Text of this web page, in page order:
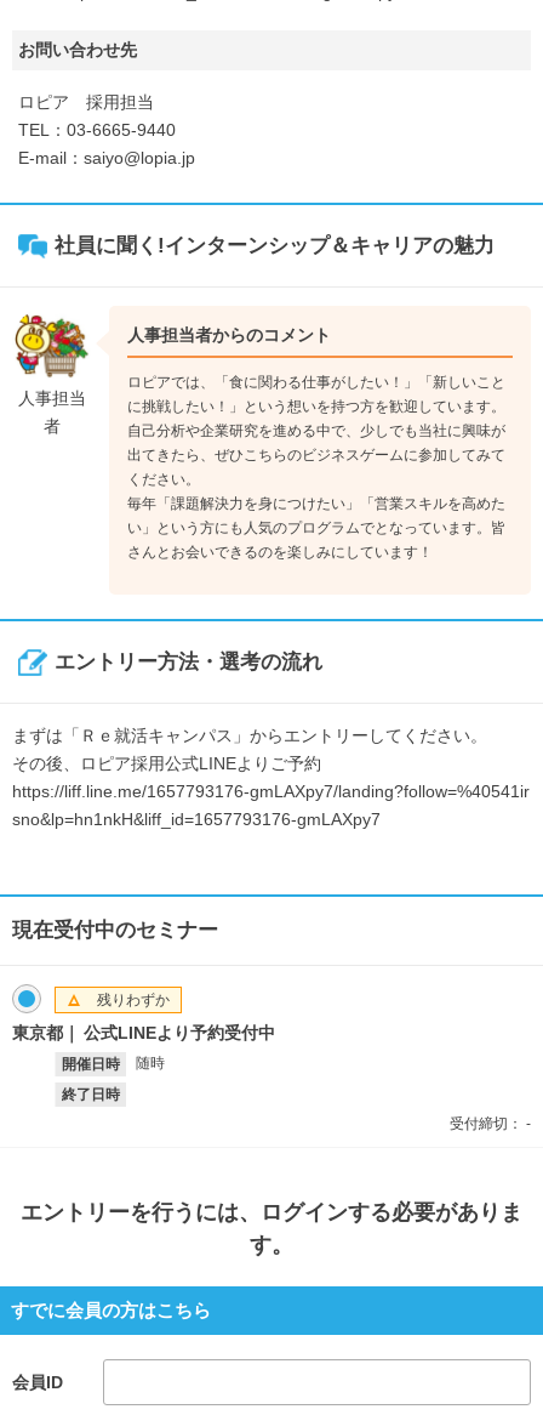
お問い合わせ先
ロピア 採用担当
TEL：03-6665-9440
E-mail：saiyo@lopia.jp
社員に聞く!インターンシップ＆キャリアの魅力
人事担当
者
人事担当者からのコメント
ロピアでは、「食に関わる仕事がしたい！」「新しいこと
に挑戦したい！」という想いを持つ方を歓迎しています。
自己分析や企業研究を進める中で、少しでも当社に興味が
出てきたら、ぜひこちらのビジネスゲームに参加してみて
ください。
毎年「課題解決力を身につけたい」「営業スキルを高めた
い」という方にも人気のプログラムでとなっています。皆
さんとお会いできるのを楽しみにしています！
エントリー方法・選考の流れ
まずは「Ｒｅ就活キャンパス」からエントリーしてください。
その後、ロピア採用公式LINEよりご予約
https://liff.line.me/1657793176-gmLAXpy7/landing?follow=%40541ir
sno&lp=hn1nkH&liff_id=1657793176-gmLAXpy7
現在受付中のセミナー
東京都 公式LINEより予約受付中
開催日時
随時
終了日時
残りわずか
受付締切： -
エントリーを行うには、ログインする必要がありま
す。
すでに会員の方はこちら
会員ID